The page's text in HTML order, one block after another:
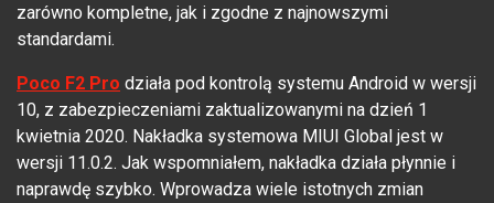
zarówno kompletne, jak i zgodne z najnowszymi
standardami.
Poco F2 Pro działa pod kontrolą systemu Android w wersji
10, z zabezpieczeniami zaktualizowanymi na dzień 1
kwietnia 2020. Nakładka systemowa MIUI Global jest w
wersji 11.0.2. Jak wspomniałem, nakładka działa płynnie i
naprawdę szybko. Wprowadza wiele istotnych zmian